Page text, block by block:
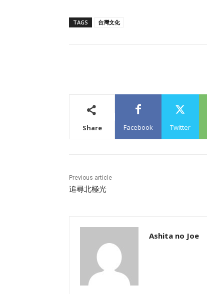
TAGS 台灣文化
Share Facebook Twitter
Previous article
追尋北極光
Ashita no Joe